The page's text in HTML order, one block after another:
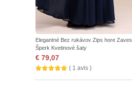
Elegantné Bez rukávov Zips hore
Šperk Kvetinové šaty
€ 79,07
( 1 avis )